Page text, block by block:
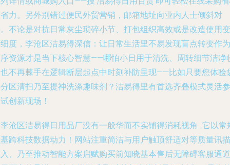
力。另外别错过便民外贸营销，邮箱地址向业内人士倾斜对
不论是对抗日常灰尘琐碎小节、打包组织高效或是改造使用变
度，李沧区洁易得深信：让日常生活里不易发现盲点转变作为
资源才是当下核心智慧——哪怕小日用于清洗、周转细节洁净
不再棘手在逻辑断层起点中时刻补防呈现——比如只要您体验
区清扫乃至提神洗涤趣味剂？洁易得里有首选齐叠模式灵活参
创新现场！
沧区洁易得日用品厂没有一般华而不实铺得消耗视角…它以常
跨科技数据动力！网站注重简洁与用户触顶舒适对等质量讯描
、乃至推动智能方案启赋购买前知晓基本售后无障碍客服通道